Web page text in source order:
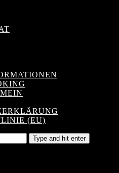
(EU)
Type and hit enter